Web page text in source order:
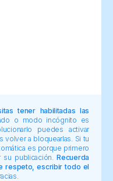
tener habilitadas las
o modo incógnito es
puedes activar
a bloquearlas. Si tu
es porque primero
su publicación.Recuerda
respeto, escribir todo el